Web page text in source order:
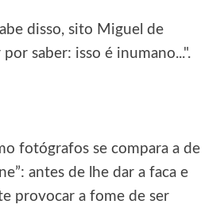
disso, sito Miguel de
saber: isso é inumano...".
fotógrafos se compara a de
antes de lhe dar a faca e
provocar a fome de ser